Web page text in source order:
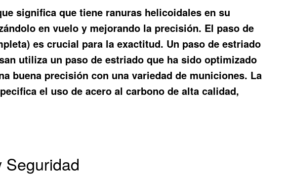
significa que tiene ranuras helicoidales en su
en vuelo y mejorando la precisión. El paso de
es crucial para la exactitud. Un paso de estriado
utiliza un paso de estriado que ha sido optimizado
buena precisión con una variedad de municiones. La
el uso de acero al carbono de alta calidad,
Seguridad